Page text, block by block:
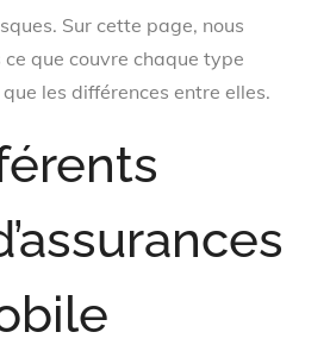
Sur cette page, nous
que couvre chaque type
les différences entre elles.